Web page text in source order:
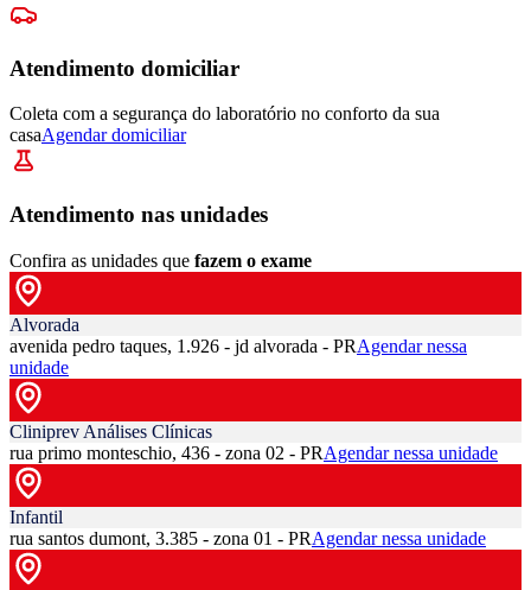
Atendimento domiciliar
Coleta com a segurança do laboratório no conforto da sua
casaAgendar domiciliar
Atendimento nas unidades
Confira as unidades que fazem o exame
Alvorada
avenida pedro taques, 1.926 - jd alvorada - PRAgendar nessa
unidade
Cliniprev Análises Clínicas
rua primo monteschio, 436 - zona 02 - PRAgendar nessa unidade
Infantil
rua santos dumont, 3.385 - zona 01 - PRAgendar nessa unidade